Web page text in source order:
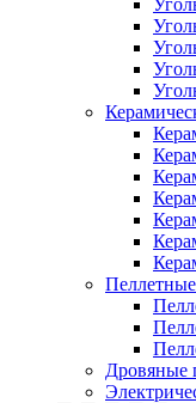
Дровяные